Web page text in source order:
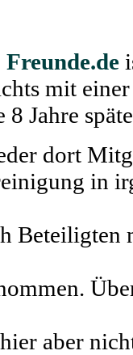
mit
8 Jahre
dort
in
Beteiligten
aber